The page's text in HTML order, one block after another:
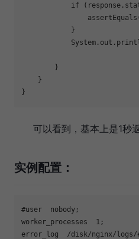
if
            }
        }
    }
}
可以看到，基本上是1秒返
实例配置：
#user  nobody;
worker_processes  1;
error_log  /disk/nginx/